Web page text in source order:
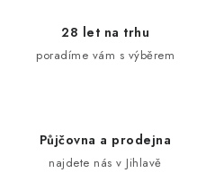
28 let na trhu
poradíme vám s výběrem
Půjčovna a prodejna
najdete nás v Jihlavě